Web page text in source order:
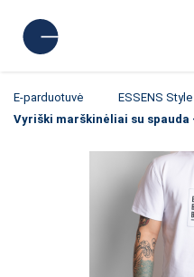
E-parduotuvė
ESSENS Style
Vyriški marškinėliai su spauda